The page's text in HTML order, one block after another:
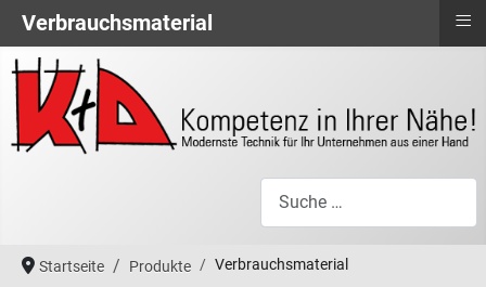
Startseite Produkte Verbrauchsmaterial
Verbrauchsmaterial ≡